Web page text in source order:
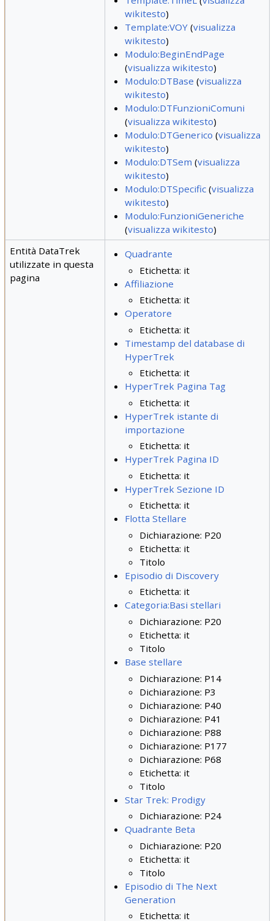
wikitesto)
Template:VOY(visualizza
wikitesto)
Modulo:BeginEndPage
(visualizza wikitesto)
Modulo:DTBase (visualizza
wikitesto)
Modulo:DTFunzioniComuni
(visualizza wikitesto)
Modulo:DTGenerico (visualizza
wikitesto)
Modulo:DTSem (visualizza
wikitesto)
Modulo:DTSpecific(visualizza
wikitesto)
Modulo:FunzioniGeneriche
(visualizza wikitesto)
Entità DataTrek
utilizzate in questa
pagina
Quadrante
Etichetta: it
Affiliazione
Etichetta: it
Operatore
Etichetta: it
Timestamp del database di
HyperTrek
Etichetta: it
HyperTrek Pagina Tag
Etichetta: it
HyperTrek istante di
importazione
Etichetta: it
HyperTrek Pagina ID
Etichetta: it
HyperTrek Sezione ID
Etichetta: it
Flotta Stellare
Dichiarazione: P20
Etichetta: it
Titolo
Episodio di Discovery
Etichetta: it
Categoria:Basi stellari
Dichiarazione: P20
Etichetta: it
Titolo
Base stellare
Dichiarazione: P14
Dichiarazione: P3
Dichiarazione: P40
Dichiarazione: P41
Dichiarazione: P88
Dichiarazione: P177
Dichiarazione: P68
Etichetta: it
Titolo
Star Trek: Prodigy
Dichiarazione: P24
Quadrante Beta
Dichiarazione: P20
Etichetta: it
Titolo
Episodio di The Next
Generation
Etichetta: it